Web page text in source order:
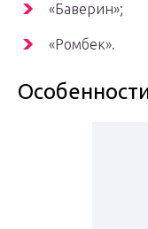
«Баверин»;
«Ромбек».